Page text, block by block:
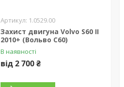
1.0529.00
Захист двигуна Volvo S60 II
2010+ (Вольво С60)
В наявності
від 2 700 ₴